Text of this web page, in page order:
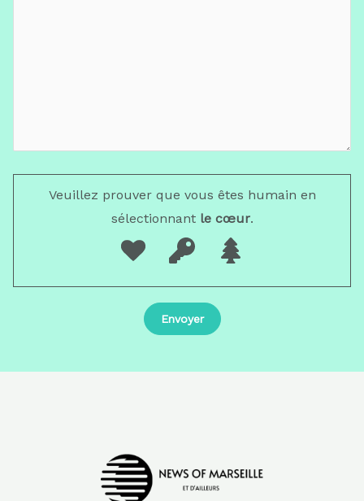
Veuillez prouver que vous êtes humain en
sélectionnantle cœur.